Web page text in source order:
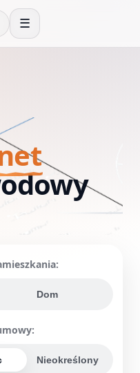
☰
Dom
Nieokreślony